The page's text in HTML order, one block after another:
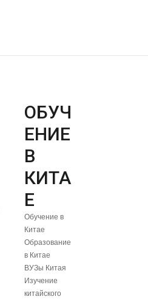
ОБУЧ
ЕНИЕ
В
КИТА
Е
Обучение в
Китае
Образование
в Китае
ВУЗы Китая
Изучение
китайского